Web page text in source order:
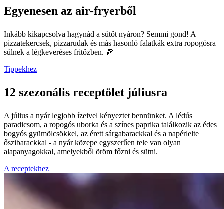
Egyenesen az air-fryerből
Inkább kikapcsolva hagynád a sütőt nyáron? Semmi gond! A
pizzatekercsek, pizzarudak és más hasonló falatkák extra ropogósra
sülnek a légkeveréses fritőzben. 🍕
Tippekhez
12 szezonális receptölet júliusra
A július a nyár legjobb ízeivel kényeztet bennünket. A lédús
paradicsom, a ropogós uborka és a színes paprika találkozik az édes
bogyós gyümölcsökkel, az érett sárgabarackkal és a napérlelte
őszibarackkal - a nyár közepe egyszerűen tele van olyan
alapanyagokkal, amelyekből öröm főzni és sütni.
A receptekhez